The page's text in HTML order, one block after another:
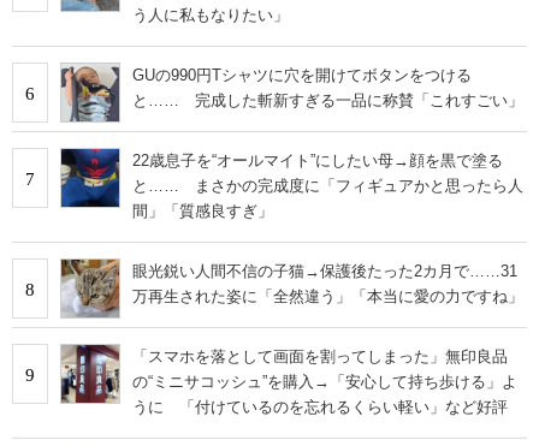
う人に私もなりたい」
6
GUの990円Tシャツに穴を開けてボタンをつける
と…… 完成した斬新すぎる一品に称賛「これすごい」
7
22歳息子を“オールマイト”にしたい母→顔を黒で塗る
と…… まさかの完成度に「フィギュアかと思ったら人
間」「質感良すぎ」
8
眼光鋭い人間不信の子猫→保護後たった2カ月で……31
万再生された姿に「全然違う」「本当に愛の力ですね」
9
「スマホを落として画面を割ってしまった」無印良品
の“ミニサコッシュ”を購入→「安心して持ち歩ける」よ
うに 「付けているのを忘れるくらい軽い」など好評